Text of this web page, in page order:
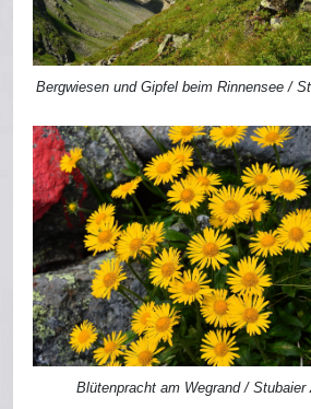
Bergwiesen und Gipfel beim Rinnensee /
Blütenpracht am Wegrand / Stubaier